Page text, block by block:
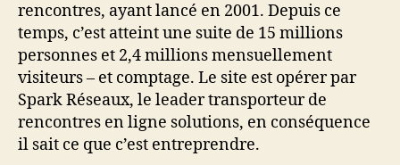
rencontres, ayant lancé en 2001. Depuis ce
temps, c’est atteint une suite de 15 millions
personnes et 2,4 millions mensuellement
visiteurs – et comptage. Le site est opérer par
Spark Réseaux, le leader transporteur de
rencontres en ligne solutions, en conséquence
il sait ce que c’est entreprendre.